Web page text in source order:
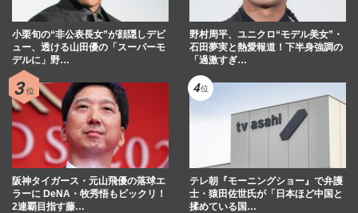
小栗旬の“非公表長女”が顔隠しデビ
ュー、透ける山田優の「スーパーモ
デルに」野…
野村周平、ユニクロ“モデル美女”・
石田夢実と熱愛報道！下半身強調の
「過激すぎ…
阪神タイガース・元山飛優の落球エ
ラーに DeNA・牧秀悟もビックリ！
2連覇目指す藤…
テレ朝『モーニングショー』で弁護
士・猿田佐世氏が「日本ほど中国と
揉めている国…